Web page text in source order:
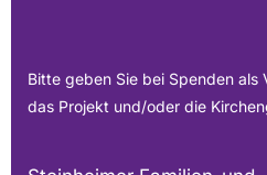
Bitte geben Sie bei Spenden
das Projekt und/oder die